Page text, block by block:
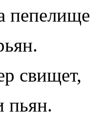
пепелище
свищет,
пьян.